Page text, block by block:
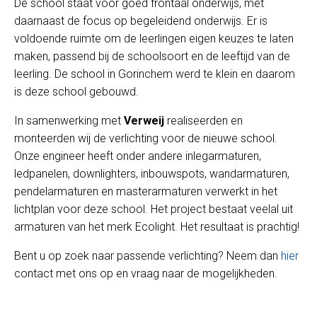
De school staat voor goed frontaal onderwijs, met
daarnaast de focus op begeleidend onderwijs. Er is
voldoende ruimte om de leerlingen eigen keuzes te laten
maken, passend bij de schoolsoort en de leeftijd van de
leerling. De school in Gorinchem werd te klein en daarom
is deze school gebouwd.
In samenwerking met Verweij realiseerden en
monteerden wij de verlichting voor de nieuwe school.
Onze engineer heeft onder andere inlegarmaturen,
ledpanelen, downlighters, inbouwspots, wandarmaturen,
pendelarmaturen en masterarmaturen verwerkt in het
lichtplan voor deze school. Het project bestaat veelal uit
armaturen van het merk Ecolight. Het resultaat is prachtig!
Bent u op zoek naar passende verlichting? Neem dan hier
contact met ons op en vraag naar de mogelijkheden.